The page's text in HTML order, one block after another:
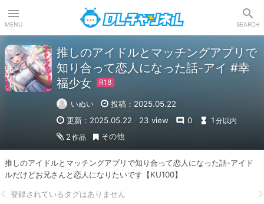
MENU SEARCH
推しのアイドルとマッチングアプリで
知り合って恋人になった話-アイ #幸
福少女
いぬい
投稿：2025.05.22
更新：2025.05.22
23 view 0 1 分以内
2 作品 その他
推しのアイドルとマッチングアプリで知り合って恋人になった話-アイド
ルだけどお兄さんと恋人になりたいです【KU100】